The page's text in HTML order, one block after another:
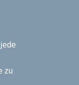
zu